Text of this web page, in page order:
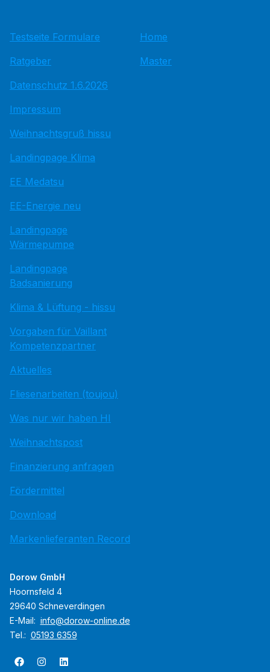
Testseite Formulare
Ratgeber
Datenschutz 1.6.2026
Impressum
Weihnachtsgruß hissu
Landingpage Klima
EE Medatsu
EE-Energie neu
Landingpage
Wärmepumpe
Landingpage
Badsanierung
Klima & Lüftung - hissu
Vorgaben für Vaillant
Kompetenzpartner
Aktuelles
Fliesenarbeiten (toujou)
Was nur wir haben HI
Weihnachtspost
Finanzierung anfragen
Fördermittel
Download
Markenlieferanten Record
Home
Master
Dorow GmbH
Hoornsfeld 4
29640 Schneverdingen
E-Mail: info@dorow-online.de
Tel.: 05193 6359